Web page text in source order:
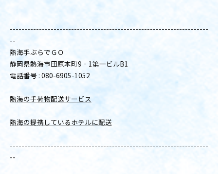
--------------------------------------------------------------------
--
熱海手ぶらでＧＯ
静岡県熱海市田原本町9‐1第一ビルB1
電話番号 : 080-6905-1052
熱海の手荷物配送サービス
熱海の提携しているホテルに配送
--------------------------------------------------------------------
--